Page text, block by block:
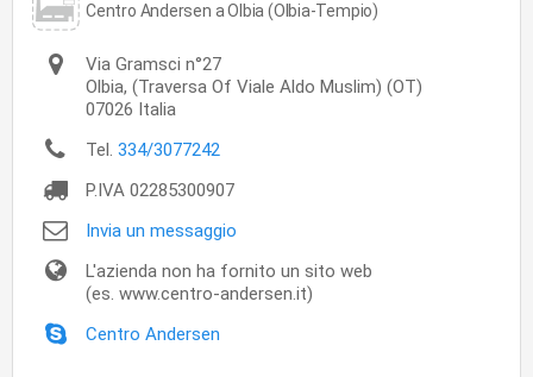
Centro Andersen a Olbia (Olbia-Tempio)
Via Gramsci n°27
Olbia, (Traversa Of Viale Aldo Muslim) (OT)
07026 Italia
Tel. 334/3077242
P.IVA 02285300907
Invia un messaggio
L'azienda non ha fornito un sito web
(es. www.centro-andersen.it)
Centro Andersen